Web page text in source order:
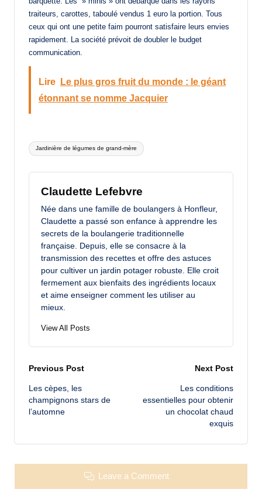
traiteurs, carottes, taboulé vendus 1 euro la portion. Tous
ceux qui ont une petite faim pourront satisfaire leurs envies
rapidement. La société prévoit de doubler le budget
communication.
Lire
Le plus gros fruit du monde : le géant
étonnant se nomme Jacquier
Tags:
Jardinière de légumes de grand-mère
Claudette Lefebvre
Née dans une famille de boulangers à Honfleur,
Claudette a passé son enfance à apprendre les
secrets de la boulangerie traditionnelle
française. Depuis, elle se consacre à la
transmission des recettes et offre des astuces
pour cultiver un jardin potager robuste. Elle croit
fermement aux bienfaits des ingrédients locaux
et aime enseigner comment les utiliser au
mieux.
View All Posts
Post
navigation
Previous Post
Les cèpes, les
champignons stars de
l’automne
Next Post
Les conditions
essentielles pour obtenir
un chocolat chaud
exquis
Leave a Comment